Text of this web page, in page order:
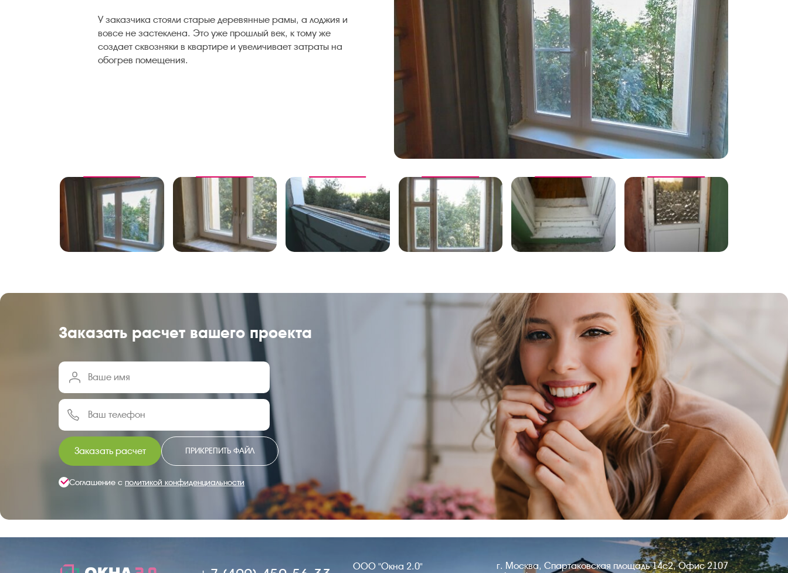
У заказчика стояли старые деревянные рамы, а лоджия и
вовсе не застеклена. Это уже прошлый век, к тому же
создает сквозняки в квартире и увеличивает затраты на
обогрев помещения.
Заказать расчет вашего проекта
Заказать расчет ПРИКРЕПИТЬ ФАЙЛ
Соглашение с политикой конфиденциальности
ООО "Окна 2.0"
г. Москва, Спартаковская площадь 14с2, Офис 2107